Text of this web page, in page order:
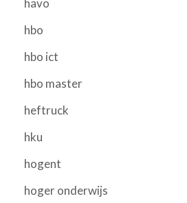
hbo
hbo ict
hbo master
heftruck
hku
hogent
hoger onderwijs